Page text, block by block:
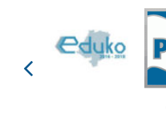
prev